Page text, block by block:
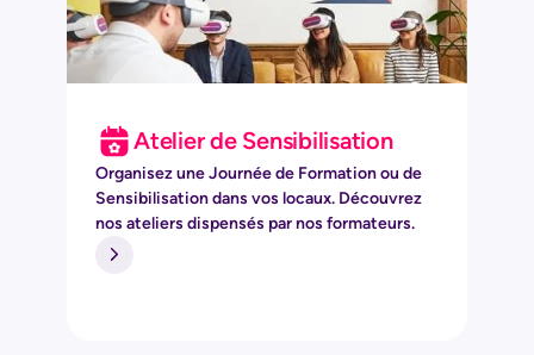
Atelier de Sensibilisation
Organisez une Journée de Formation ou de
Sensibilisation dans vos locaux. Découvrez
nos ateliers dispensés par nos formateurs.